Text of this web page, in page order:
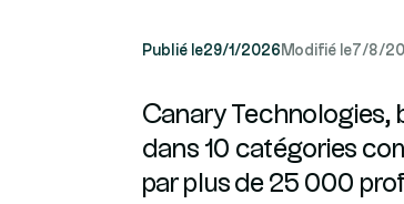
Publié le29/1/2026 Modifié le7/8/
Canary Technologies,
dans 10 catégories
par plus de 25 000